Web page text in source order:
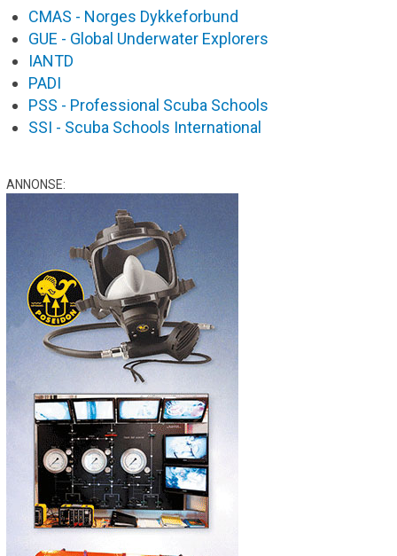
CMAS - Norges Dykkeforbund
GUE - Global Underwater Explorers
IANTD
PADI
PSS - Professional Scuba Schools
SSI - Scuba Schools International
ANNONSE: